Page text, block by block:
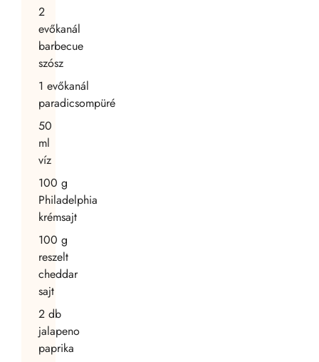
2
evőkanál
barbecue
szósz
1 evőkanál
paradicsompüré
50
ml
víz
100 g
Philadelphia
krémsajt
100 g
reszelt
cheddar
sajt
2 db
jalapeno
paprika